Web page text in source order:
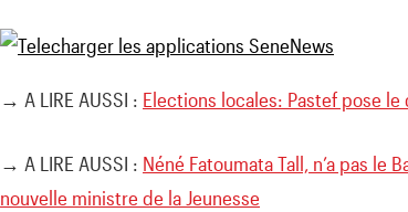
→ A LIRE AUSSI : Elections locales: Pastef pose
→ A LIRE AUSSI : Néné Fatoumata Tall, n’a pas le
nouvelle ministre de la Jeunesse